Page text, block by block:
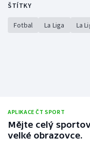
ŠTÍTKY
Fotbal La Liga La
APLIKACE ČT SPORT
Mějte celý
velké obrazovce.